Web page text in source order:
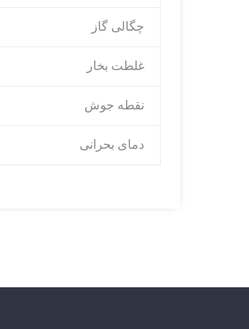
چگالی گاز
غلطت بخار
نقطه جوش
دمای بحرانی